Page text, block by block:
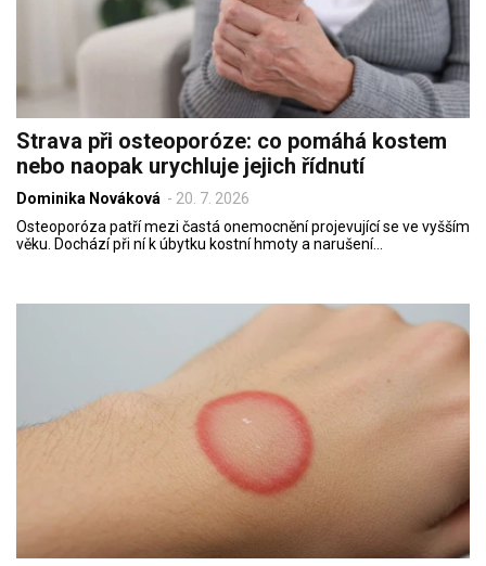
Strava při osteoporóze: co pomáhá kostem
nebo naopak urychluje jejich řídnutí
Dominika Nováková - 20. 7. 2026
Osteoporóza patří mezi častá onemocnění projevující se ve vyšším
věku. Dochází při ní k úbytku kostní hmoty a narušení…